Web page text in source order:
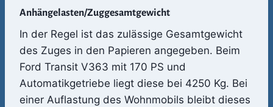
Anhängelasten/Zuggesamtgewicht
In der Regel ist das zulässige Gesamtgewicht
des Zuges in den Papieren angegeben. Beim
Ford Transit V363 mit 170 PS und
Automatikgetriebe liegt diese bei 4250 Kg. Bei
einer Auflastung des Wohnmobils bleibt dieses